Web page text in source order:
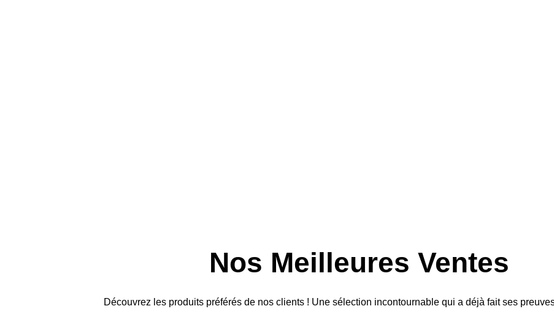
Nos Meilleures Ventes
Découvrez les produits préférés de nos clients ! Une sélection incontournable qui a déjà fait ses